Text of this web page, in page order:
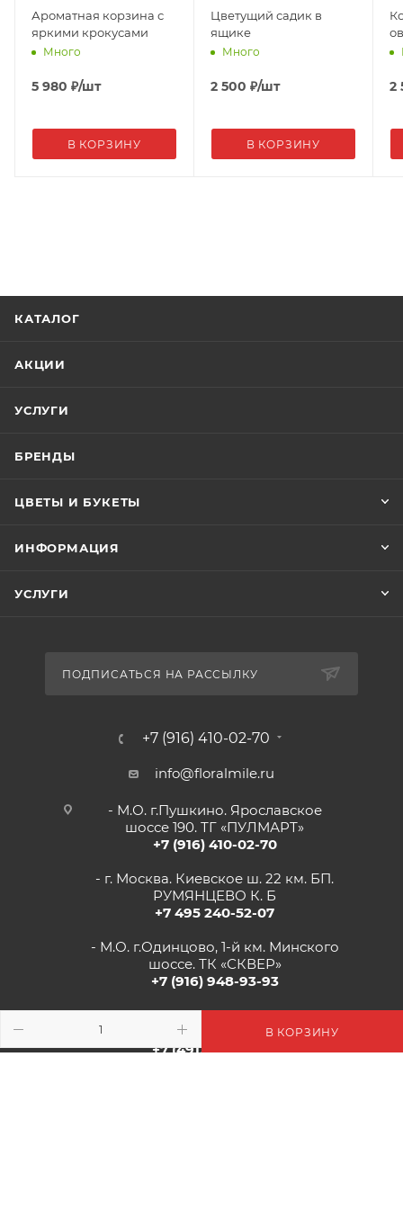
В КОРЗИНУ
Ароматная корзина с
яркими крокусами
Много
5 980 ₽/шт
В КОРЗИНУ
Цветущий садик в
ящике
Много
2 500 ₽/шт
В КОРЗИНУ
2
КАТАЛОГ
АКЦИИ
УСЛУГИ
БРЕНДЫ
ЦВЕТЫ И БУКЕТЫ
ИНФОРМАЦИЯ
УСЛУГИ
ПОДПИСАТЬСЯ НА РАССЫЛКУ
+7 (916) 410-02-70
info@floralmile.ru
- М.О. г.Пушкино. Ярославское
шоссе 190. ТГ «ПУЛМАРТ»
+7 (916) 410-02-70
- г. Москва. Киевское ш. 22 км. БП.
РУМЯНЦЕВО К. Б
+7 495 240-52-07
- М.О. г.Одинцово, 1-й км. Минского
шоссе. ТК «СКВЕР»
+7 (916) 948-93-93
- г.Рязань, Солотчинское шоссе д.2
ТК «АВРОРА»
+7 (4912) 77-82-04